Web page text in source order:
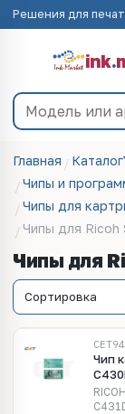
Решения для
ink.
Главная
Каталог
Чипы и
Чипы для
Чипы для Ricoh
Чипы для
Чип